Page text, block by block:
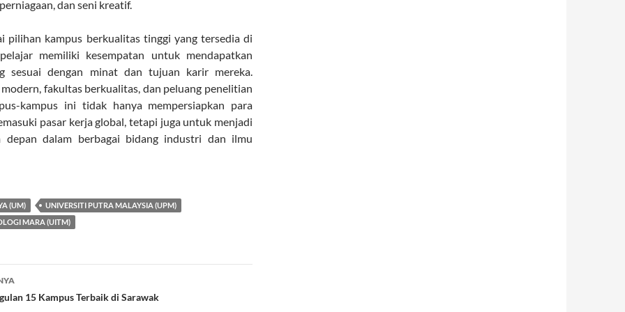
dan seni kreatif.
pilihan kampus berkualitas tinggi yang tersedia di
memiliki kesempatan untuk mendapatkan
sesuai dengan minat dan tujuan karir mereka.
fakultas berkualitas, dan peluang penelitian
kampus ini tidak hanya mempersiapkan para
pasar kerja global, tetapi juga untuk menjadi
depan dalam berbagai bidang industri dan ilmu
(UM)
UNIVERSITI PUTRA MALAYSIA (UPM)
MARA (UITM)
15 Kampus Terbaik di Sarawak